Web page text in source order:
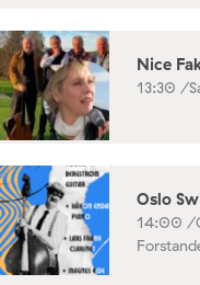
Nice
13:30 /
Oslo
14:00 /